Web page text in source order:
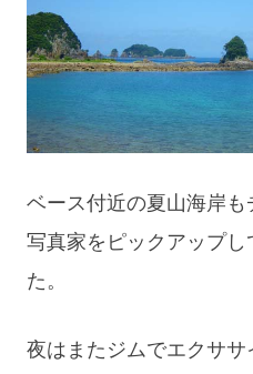
ベース付近の夏山海岸も
写真家をピックアップ
た。
夜はまたジムでエクササ